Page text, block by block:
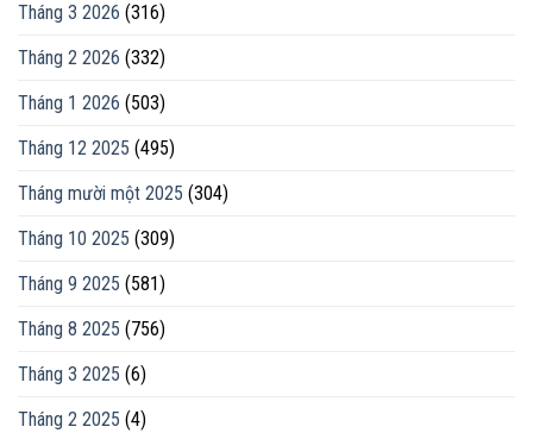
Tháng 3 2026 (316)
Tháng 2 2026 (332)
Tháng 1 2026 (503)
Tháng 12 2025 (495)
Tháng mười một 2025 (304)
Tháng 10 2025 (309)
Tháng 9 2025 (581)
Tháng 8 2025 (756)
Tháng 3 2025 (6)
Tháng 2 2025 (4)